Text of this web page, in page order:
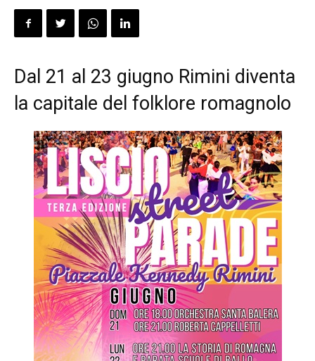
Dal 21 al 23 giugno Rimini diventa
la capitale del folklore romagnolo